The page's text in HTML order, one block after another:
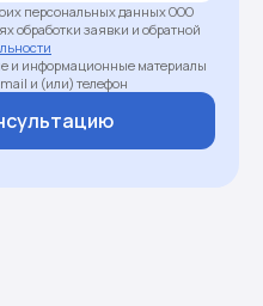
персональных данных ООО
обработки заявки и обратной
и информационные материалы
и (или) телефон